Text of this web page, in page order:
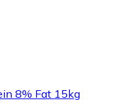
8% Fat 15kg